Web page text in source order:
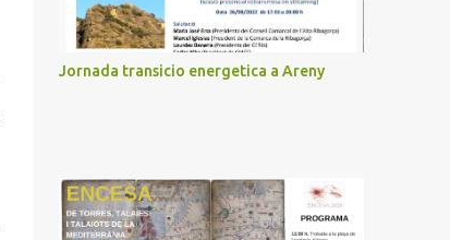
Jornada transicio energetica a Areny